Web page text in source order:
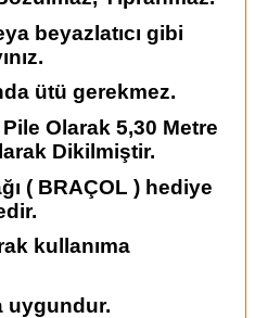
beyazlatıcı gibi
ütü gerekmez.
Olarak 5,30 Metre
Dikilmiştir.
( BRAÇOL ) hediye
kullanıma
uygundur.